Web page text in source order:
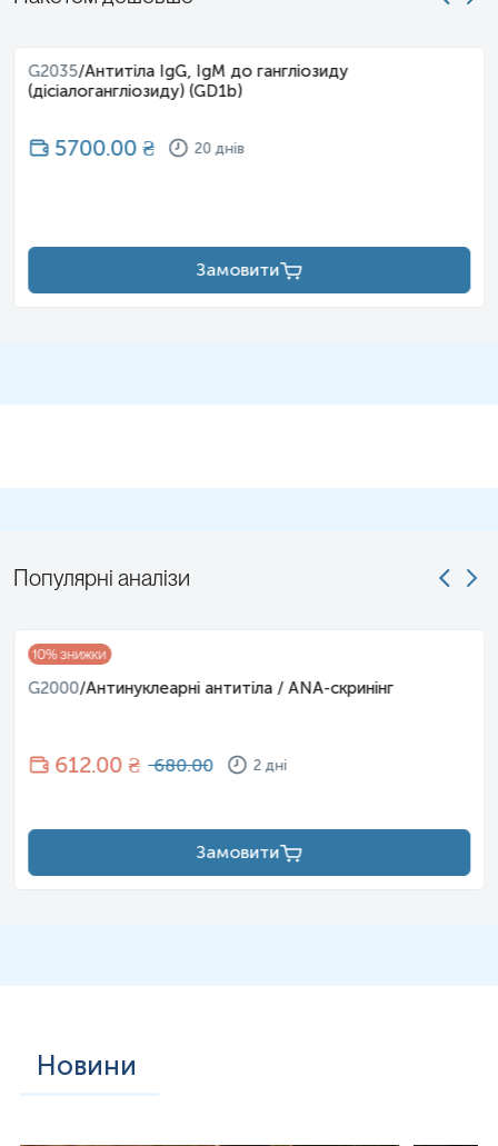
G2035/Антитіла IgG, IgM до гангліозиду
(дісіалогангліозиду) (GD1b)
5700.00₴ 20 днів
Замовити
Популярні аналізи
10% знижки
G2000/Антинуклеарні антитіла / ANA-скринінг
612.00 ₴ 680.00 2 дні
Замовити
Новини